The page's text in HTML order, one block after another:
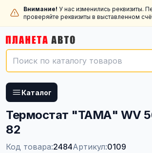
Внимание! У нас изменились реквизиты.
проверяйте реквизиты в выставленном
Каталог
Термостат "ТАМА" WV
82
Код товара:2484Артикул:0109